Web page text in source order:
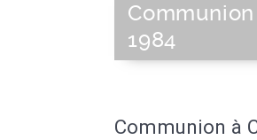
1984
Communion à